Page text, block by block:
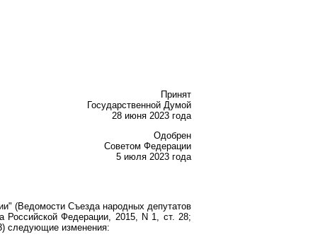
Принят
Государственной Думой
28 июня 2023 года
Одобрен
Советом Федерации
5 июля 2023 года
(Ведомости Съезда народных депутатов
Российской Федерации, 2015, N 1, ст. 28;
следующие изменения: